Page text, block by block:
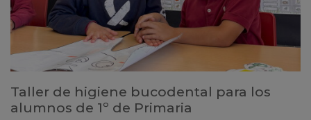
Taller de higiene bucodental para los
alumnos de 1º de Primaria